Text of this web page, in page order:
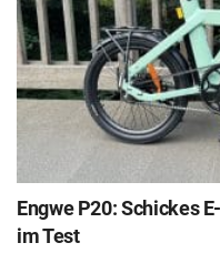
Engwe P20: Schickes
im Test